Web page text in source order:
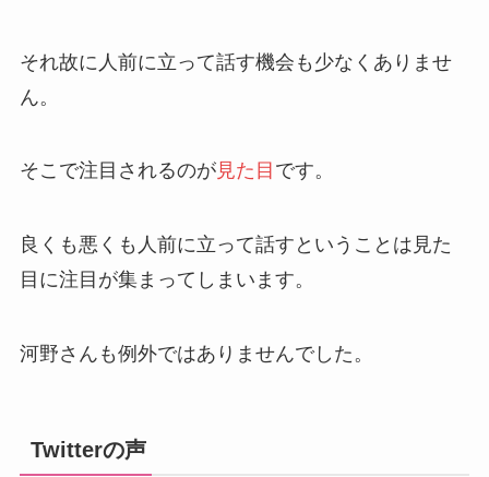
それ故に人前に立って話す機会も少なくありませ
ん。
そこで注目されるのが見た目 です。
良くも悪くも人前に立って話すということは見た
目に注目が集まってしまいます。
河野さんも例外ではありませんでした。
Twitterの声